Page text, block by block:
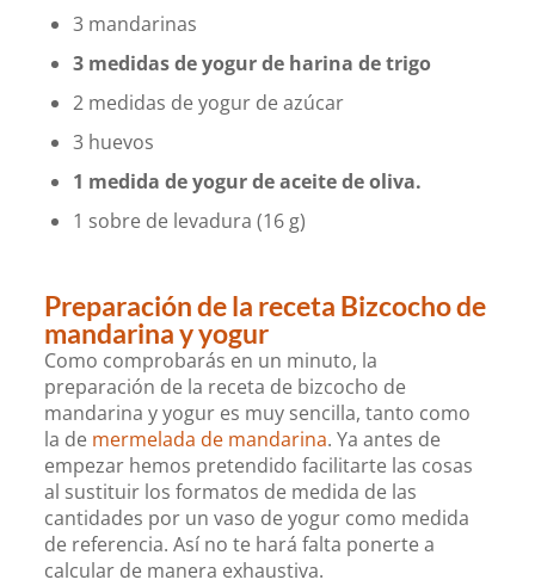
3 mandarinas
3 medidas de yogur de harina de trigo
2 medidas de yogur de azúcar
3 huevos
1 medida de yogur de aceite de oliva.
1 sobre de levadura (16 g)
Preparación de la receta Bizcocho de
mandarina y yogur
Como comprobarás en un minuto, la
preparación de la receta de bizcocho de
mandarina y yogur es muy sencilla, tanto como
la de mermelada de mandarina. Ya antes de
empezar hemos pretendido facilitarte las cosas
al sustituir los formatos de medida de las
cantidades por un vaso de yogur como medida
de referencia. Así no te hará falta ponerte a
calcular de manera exhaustiva.